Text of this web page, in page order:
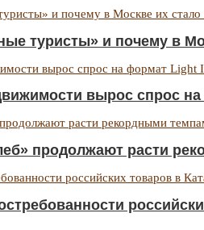
туристы» и почему в
вырос спрос
продолжают расти